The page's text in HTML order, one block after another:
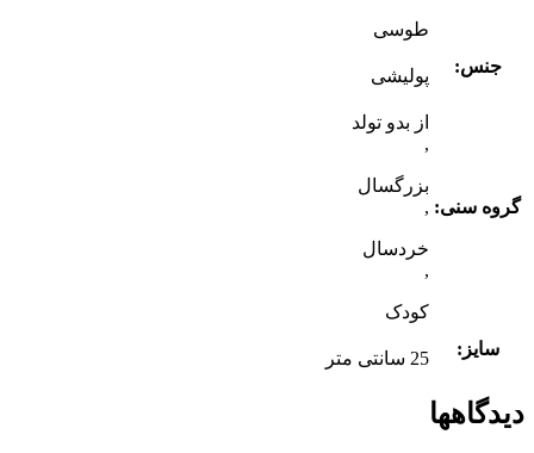
طوسی
جنس:
پولیشی
گروه سنی:
از بدو تولد
,
بزرگسال
,
خردسال
,
کودک
سایز:
25 سانتی متر
دیدگاهها